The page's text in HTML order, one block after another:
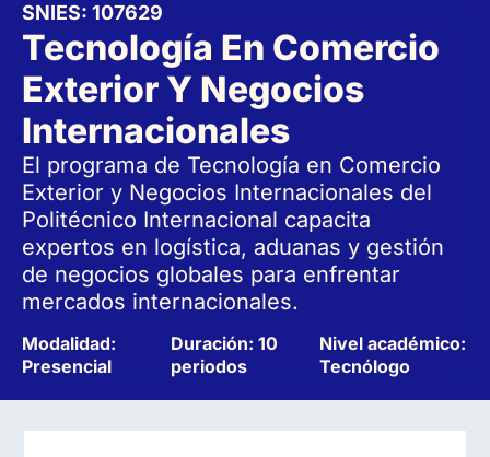
SNIES: 107629
Tecnología En Comercio
Exterior Y Negocios
Internacionales
El programa de Tecnología en Comercio
Exterior y Negocios Internacionales del
Politécnico Internacional capacita
expertos en logística, aduanas y gestión
de negocios globales para enfrentar
mercados internacionales.
Modalidad:
Presencial
Duración: 10
periodos
Nivel académico:
Tecnólogo